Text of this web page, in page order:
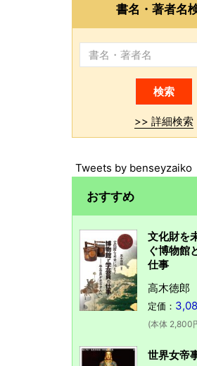
書名・著者名
>> 詳細検索
Tweets by benseyzaiko
おすすめ
文化財を
ぐ博物館
仕事
高木徳
定価：
(本体 2,800
世界女帝